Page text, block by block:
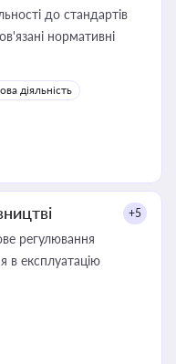
до стандартів
нормативні
діяльність
+5
регулювання
в експлуатацію